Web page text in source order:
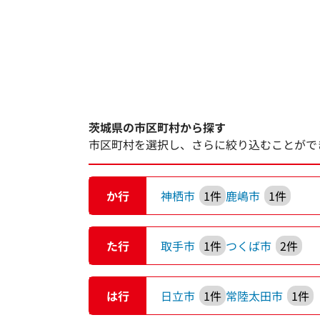
茨城県の市区町村から探す
市区町村を選択し、さらに絞り込むことが
か行 神栖市 1件 鹿嶋市 1件
た行 取手市 1件 つくば市 2件
は行 日立市 1件 常陸太田市 1件